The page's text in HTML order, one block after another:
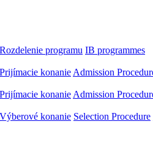
Rozdelenie programu IB programmes
Prijímacie konanie Admission
Prijímacie konanie Admission
Výberové konanie Selection Procedure